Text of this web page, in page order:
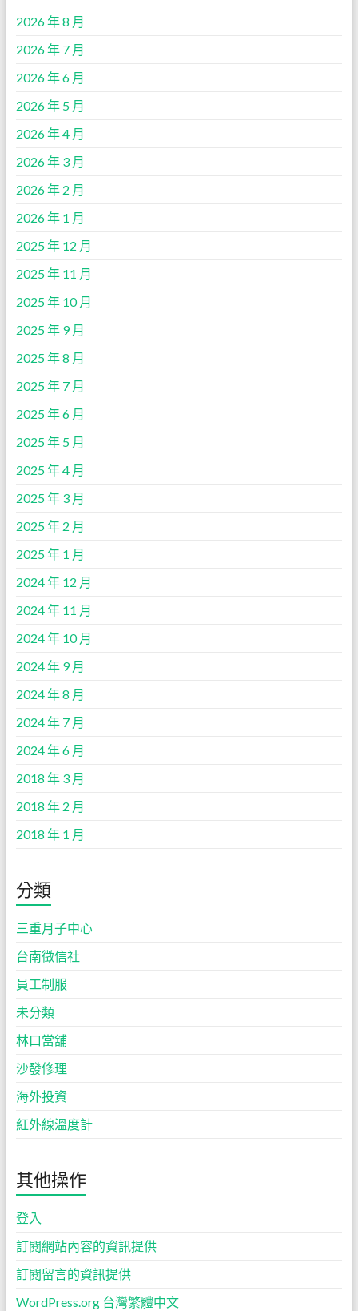
2026 年 8 月
2026 年 7 月
2026 年 6 月
2026 年 5 月
2026 年 4 月
2026 年 3 月
2026 年 2 月
2026 年 1 月
2025 年 12 月
2025 年 11 月
2025 年 10 月
2025 年 9 月
2025 年 8 月
2025 年 7 月
2025 年 6 月
2025 年 5 月
2025 年 4 月
2025 年 3 月
2025 年 2 月
2025 年 1 月
2024 年 12 月
2024 年 11 月
2024 年 10 月
2024 年 9 月
2024 年 8 月
2024 年 7 月
2024 年 6 月
2018 年 3 月
2018 年 2 月
2018 年 1 月
分類
三重月子中心
台南徵信社
員工制服
未分類
林口當舖
沙發修理
海外投資
紅外線溫度計
其他操作
登入
訂閱網站內容的資訊提供
訂閱留言的資訊提供
WordPress.org 台灣繁體中文